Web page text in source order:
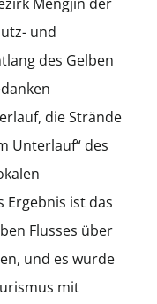
und
des Gelben
die Strände
Unterlauf“ des
Ergebnis ist das
Flusses über
und es wurde
mit